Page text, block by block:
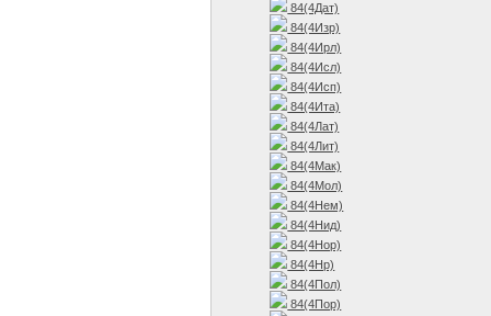
84(4Дат)
84(4Изр)
84(4Ирл)
84(4Исл)
84(4Исп)
84(4Ита)
84(4Лат)
84(4Лит)
84(4Мак)
84(4Мол)
84(4Нем)
84(4Нид)
84(4Нор)
84(4Нр)
84(4Пол)
84(4Пор)